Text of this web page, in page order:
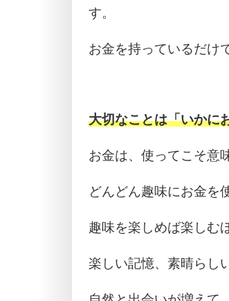
す。
お金を持っているだけ
大切なことは「いかに
お金は、使ってこそ意
どんどん趣味にお金を
趣味を楽しめば楽しむ
楽しい記憶、素晴らし